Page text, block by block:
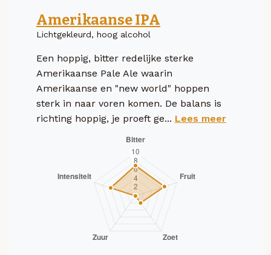
Amerikaanse IPA
Lichtgekleurd, hoog alcohol
Een hoppig, bitter redelijke sterke
Amerikaanse Pale Ale waarin
Amerikaanse en "new world" hoppen
sterk in naar voren komen. De balans is
richting hoppig, je proeft ge... Lees meer